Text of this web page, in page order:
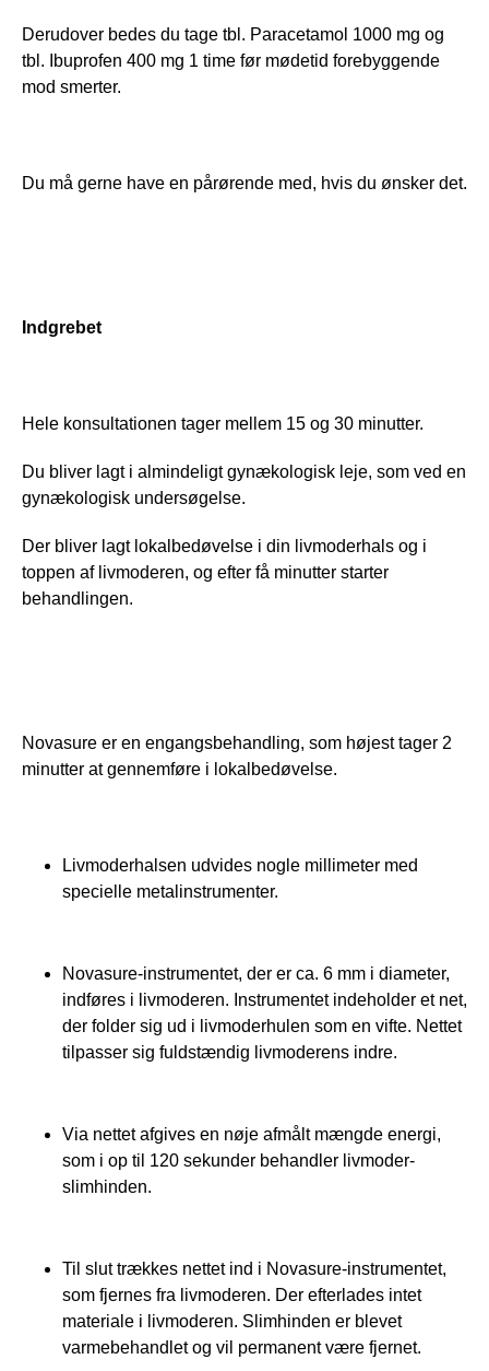
Derudover bedes du tage tbl. Paracetamol 1000 mg og
tbl. Ibuprofen 400 mg 1 time før mødetid forebyggende
mod smerter.
Du må gerne have en pårørende med, hvis du ønsker det.
Indgrebet
Hele konsultationen tager mellem 15 og 30 minutter.
Du bliver lagt i almindeligt gynækologisk leje, som ved en
gynækologisk undersøgelse.
Der bliver lagt lokalbedøvelse i din livmoderhals og i
toppen af livmoderen, og efter få minutter starter
behandlingen.
Novasure er en engangsbehandling, som højest tager 2
minutter at gennemføre i lokalbedøvelse.
Livmoderhalsen udvides nogle millimeter med
specielle metalinstrumenter.
Novasure-instrumentet, der er ca. 6 mm i diameter,
indføres i livmoderen. Instrumentet indeholder et net,
der folder sig ud i livmoderhulen som en vifte. Nettet
tilpasser sig fuldstændig livmoderens indre.
Via nettet afgives en nøje afmålt mængde energi,
som i op til 120 sekunder behandler livmoder-
slimhinden.
Til slut trækkes nettet ind i Novasure-instrumentet,
som fjernes fra livmoderen. Der efterlades intet
materiale i livmoderen. Slimhinden er blevet
varmebehandlet og vil permanent være fjernet.